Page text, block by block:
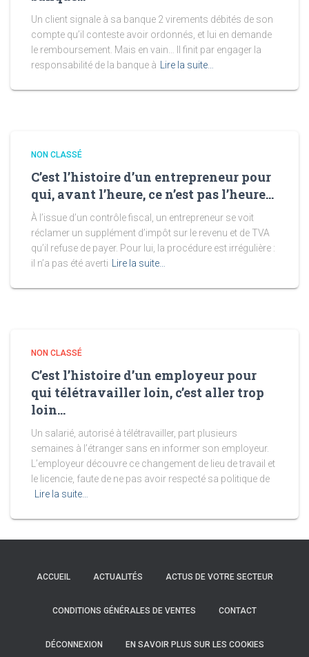
Un client signale à sa banque 2 virements débités de son
compte qu’il conteste avoir ordonnés, et lui en demande
le remboursement. Mais en vain… Il finit par engager la
responsabilité de la banque à
Lire la suite…
NON CLASSÉ
C’est l’histoire d’un entrepreneur pour
qui, avant l’heure, ce n’est pas l’heure…
À l’issue d’un contrôle fiscal, un entrepreneur se voit
réclamer un supplément d’impôt sur le revenu et de TVA
qu’il refuse de payer. Pour lui, la procédure est irrégulière :
il n’a pas été averti
Lire la suite…
NON CLASSÉ
C’est l’histoire d’un employeur pour
qui télétravailler loin, c’est aller trop
loin…
Un salarié, autorisé à télétravailler, part plusieurs
semaines à l’étranger sans en informer son employeur.
L’employeur découvre ce changement de lieu de travail et
le licencie, faute de ne pas avoir respecté sa politique de
Lire la suite…
ACCUEIL ACTUALITÉS ACTUS DE VOTRE SECTEUR
CONDITIONS GÉNÉRALES DE VENTES CONTACT
DÉCONNEXION EN SAVOIR PLUS SUR LES COOKIES